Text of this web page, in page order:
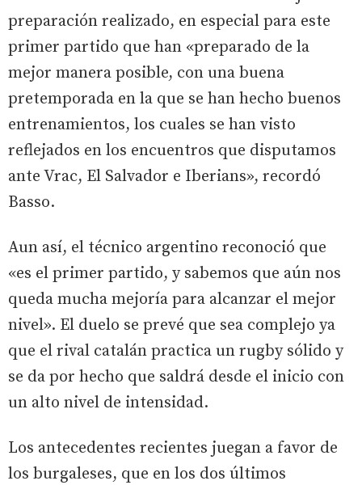
preparación realizado, en especial para este
primer partido que han «preparado de la
mejor manera posible, con una buena
pretemporada en la que se han hecho buenos
entrenamientos, los cuales se han visto
reflejados en los encuentros que disputamos
ante Vrac, El Salvador e Iberians», recordó
Basso.
Aun así, el técnico argentino reconoció que
«es el primer partido, y sabemos que aún nos
queda mucha mejoría para alcanzar el mejor
nivel». El duelo se prevé que sea complejo ya
que el rival catalán practica un rugby sólido y
se da por hecho que saldrá desde el inicio con
un alto nivel de intensidad.
Los antecedentes recientes juegan a favor de
los burgaleses, que en los dos últimos